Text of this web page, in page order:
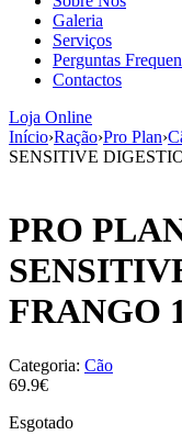
Galeria
Serviços
Perguntas
Contactos
Loja Online
Início›Ração›Pro Plan›
SENSITIVE
PRO
FRANGO
Categoria: Cão
69.9€
Esgotado
aumenta a
probabilidade
de ver
conteúdo e
ofertas